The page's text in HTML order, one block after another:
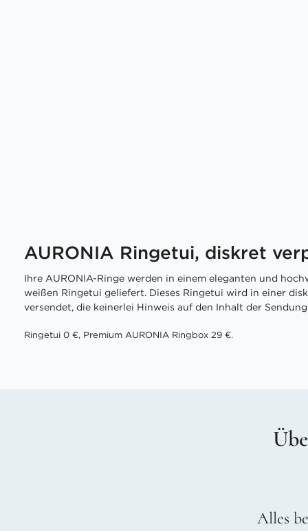
AURONIA Ringetui, diskret
Ihre AURONIA-Ringe werden in einem eleganten und
weißen Ringetui geliefert. Dieses Ringetui wird in einer
versendet, die keinerlei Hinweis auf den Inhalt der
Ringetui 0 €, Premium AURONIA Ringbox 29 €.
Alles